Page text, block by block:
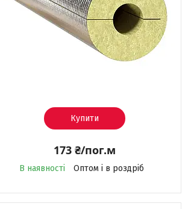
Купити
173 ₴/пог.м
В наявності Оптом і в роздріб